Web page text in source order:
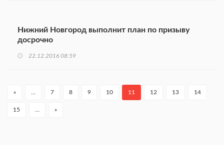
Нижний Новгород выполнит план по призыву
досрочно
22.12.2016 08:59
« … 7 8 9 10 11 12 13 14
15 … »